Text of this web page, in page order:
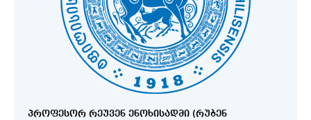
ᲞᲠᲝᲤᲔᲡᲝᲠ ᲠᲔᲣᲕᲔᲜ ᲔᲜᲝᲮᲘᲡᲐᲓᲛᲘ (ᲠᲣᲑᲔᲜ